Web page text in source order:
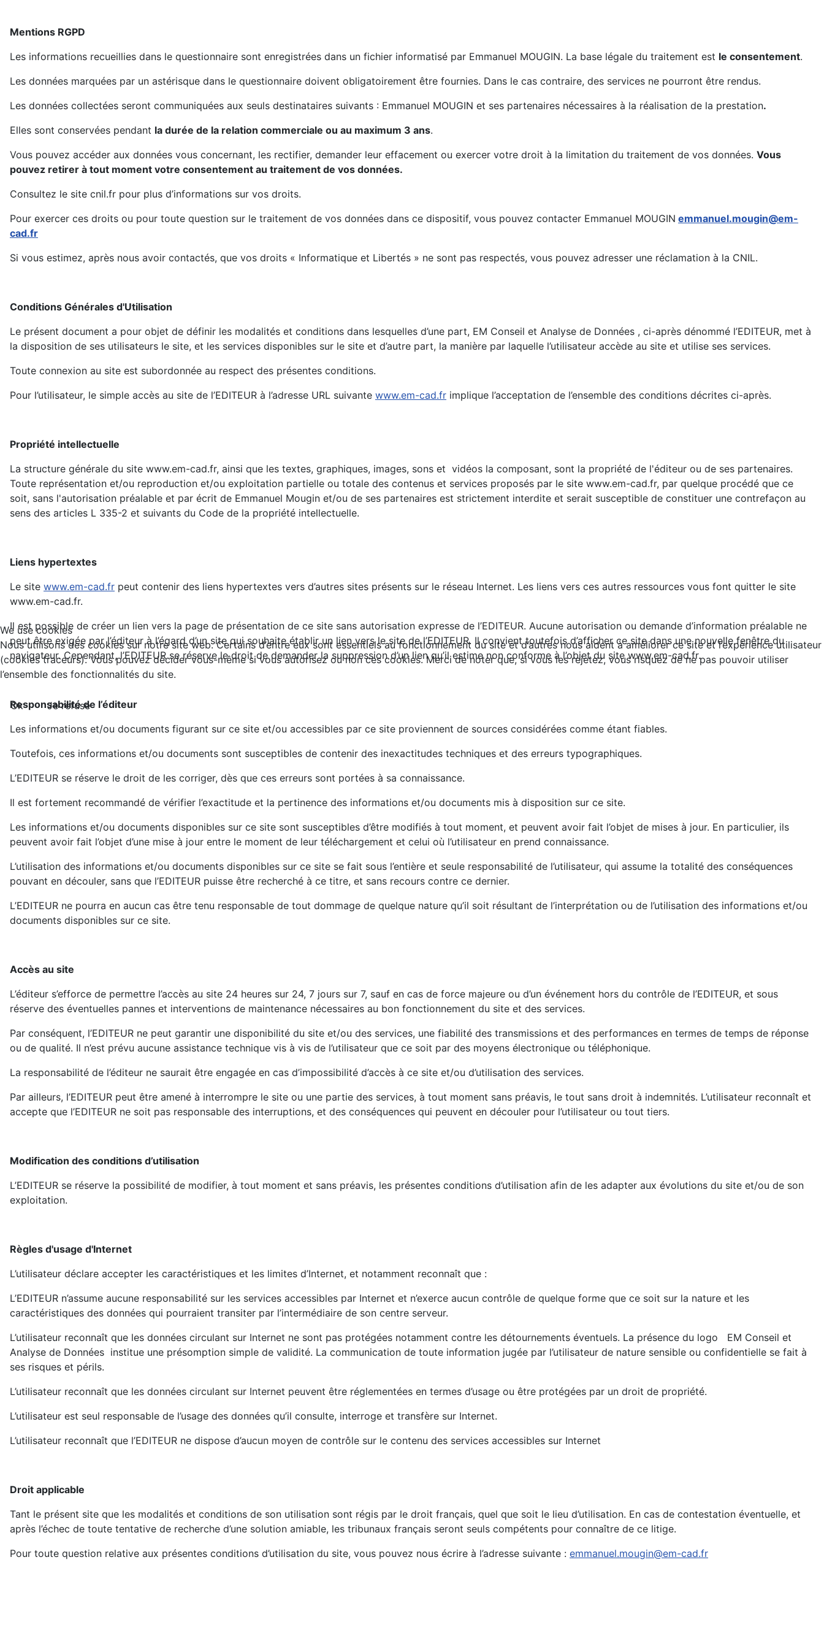
Mentions RGPD
Les informations recueillies dans le questionnaire sont enregistrées dans un fichier informatisé par Emmanuel MOUGIN. La base légale du traitement est le consentement.
Les données marquées par un astérisque dans le questionnaire doivent obligatoirement être fournies. Dans le cas contraire, des services ne pourront être rendus.
Les données collectées seront communiquées aux seuls destinataires suivants : Emmanuel MOUGIN et ses partenaires nécessaires à la réalisation de la prestation.
Elles sont conservées pendant la durée de la relation commerciale ou au maximum 3 ans.
Vous pouvez accéder aux données vous concernant, les rectifier, demander leur effacement ou exercer votre droit à la limitation du traitement de vos données. Vous
pouvez retirer à tout moment votre consentement au traitement de vos données.
Consultez le site cnil.fr pour plus d’informations sur vos droits.
Pour exercer ces droits ou pour toute question sur le traitement de vos données dans ce dispositif, vous pouvez contacter Emmanuel MOUGIN emmanuel.mougin@em-
cad.fr
Si vous estimez, après nous avoir contactés, que vos droits « Informatique et Libertés » ne sont pas respectés, vous pouvez adresser une réclamation à la CNIL.
Conditions Générales d'Utilisation
Le présent document a pour objet de définir les modalités et conditions dans lesquelles d’une part, EM Conseil et Analyse de Données , ci-après dénommé l’EDITEUR, met à
la disposition de ses utilisateurs le site, et les services disponibles sur le site et d’autre part, la manière par laquelle l’utilisateur accède au site et utilise ses services.
Toute connexion au site est subordonnée au respect des présentes conditions.
Pour l’utilisateur, le simple accès au site de l’EDITEUR à l’adresse URL suivante www.em-cad.fr implique l’acceptation de l’ensemble des conditions décrites ci-après.
Propriété intellectuelle
La structure générale du site www.em-cad.fr, ainsi que les textes, graphiques, images, sons et vidéos la composant, sont la propriété de l'éditeur ou de ses partenaires.
Toute représentation et/ou reproduction et/ou exploitation partielle ou totale des contenus et services proposés par le site www.em-cad.fr, par quelque procédé que ce
soit, sans l'autorisation préalable et par écrit de Emmanuel Mougin et/ou de ses partenaires est strictement interdite et serait susceptible de constituer une contrefaçon au
sens des articles L 335-2 et suivants du Code de la propriété intellectuelle.
Liens hypertextes
Le site www.em-cad.fr peut contenir des liens hypertextes vers d’autres sites présents sur le réseau Internet. Les liens vers ces autres ressources vous font quitter le site
www.em-cad.fr.
Il est possible de créer un lien vers la page de présentation de ce site sans autorisation expresse de l’EDITEUR. Aucune autorisation ou demande d’information préalable ne
peut être exigée par l’éditeur à l’égard d’un site qui souhaite établir un lien vers le site de l’EDITEUR. Il convient toutefois d’afficher ce site dans une nouvelle fenêtre du
navigateur. Cependant, l’EDITEUR se réserve le droit de demander la suppression d’un lien qu’il estime non conforme à l’objet du site www.em-cad.fr.
Responsabilité de l’éditeur
Les informations et/ou documents figurant sur ce site et/ou accessibles par ce site proviennent de sources considérées comme étant fiables.
Toutefois, ces informations et/ou documents sont susceptibles de contenir des inexactitudes techniques et des erreurs typographiques.
L’EDITEUR se réserve le droit de les corriger, dès que ces erreurs sont portées à sa connaissance.
Il est fortement recommandé de vérifier l’exactitude et la pertinence des informations et/ou documents mis à disposition sur ce site.
Les informations et/ou documents disponibles sur ce site sont susceptibles d’être modifiés à tout moment, et peuvent avoir fait l’objet de mises à jour. En particulier, ils
peuvent avoir fait l’objet d’une mise à jour entre le moment de leur téléchargement et celui où l’utilisateur en prend connaissance.
L’utilisation des informations et/ou documents disponibles sur ce site se fait sous l’entière et seule responsabilité de l’utilisateur, qui assume la totalité des conséquences
pouvant en découler, sans que l’EDITEUR puisse être recherché à ce titre, et sans recours contre ce dernier.
L’EDITEUR ne pourra en aucun cas être tenu responsable de tout dommage de quelque nature qu’il soit résultant de l’interprétation ou de l’utilisation des informations et/ou
documents disponibles sur ce site.
Accès au site
L’éditeur s’efforce de permettre l’accès au site 24 heures sur 24, 7 jours sur 7, sauf en cas de force majeure ou d’un événement hors du contrôle de l’EDITEUR, et sous
réserve des éventuelles pannes et interventions de maintenance nécessaires au bon fonctionnement du site et des services.
Par conséquent, l’EDITEUR ne peut garantir une disponibilité du site et/ou des services, une fiabilité des transmissions et des performances en termes de temps de réponse
ou de qualité. Il n’est prévu aucune assistance technique vis à vis de l’utilisateur que ce soit par des moyens électronique ou téléphonique.
La responsabilité de l’éditeur ne saurait être engagée en cas d’impossibilité d’accès à ce site et/ou d’utilisation des services.
Par ailleurs, l’EDITEUR peut être amené à interrompre le site ou une partie des services, à tout moment sans préavis, le tout sans droit à indemnités. L’utilisateur reconnaît et
accepte que l’EDITEUR ne soit pas responsable des interruptions, et des conséquences qui peuvent en découler pour l’utilisateur ou tout tiers.
Modification des conditions d’utilisation
L’EDITEUR se réserve la possibilité de modifier, à tout moment et sans préavis, les présentes conditions d’utilisation afin de les adapter aux évolutions du site et/ou de son
exploitation.
Règles d'usage d'Internet
L’utilisateur déclare accepter les caractéristiques et les limites d’Internet, et notamment reconnaît que :
L’EDITEUR n’assume aucune responsabilité sur les services accessibles par Internet et n’exerce aucun contrôle de quelque forme que ce soit sur la nature et les
caractéristiques des données qui pourraient transiter par l’intermédiaire de son centre serveur.
L’utilisateur reconnaît que les données circulant sur Internet ne sont pas protégées notamment contre les détournements éventuels. La présence du logo EM Conseil et
Analyse de Données institue une présomption simple de validité. La communication de toute information jugée par l’utilisateur de nature sensible ou confidentielle se fait à
ses risques et périls.
L’utilisateur reconnaît que les données circulant sur Internet peuvent être réglementées en termes d’usage ou être protégées par un droit de propriété.
L’utilisateur est seul responsable de l’usage des données qu’il consulte, interroge et transfère sur Internet.
L’utilisateur reconnaît que l’EDITEUR ne dispose d’aucun moyen de contrôle sur le contenu des services accessibles sur Internet
Droit applicable
Tant le présent site que les modalités et conditions de son utilisation sont régis par le droit français, quel que soit le lieu d’utilisation. En cas de contestation éventuelle, et
après l’échec de toute tentative de recherche d’une solution amiable, les tribunaux français seront seuls compétents pour connaître de ce litige.
Pour toute question relative aux présentes conditions d’utilisation du site, vous pouvez nous écrire à l’adresse suivante : emmanuel.mougin@em-cad.fr
We use cookies
Nous utilisons des cookies sur notre site web. Certains d’entre eux sont essentiels au fonctionnement du site et d’autres nous aident à améliorer ce site et l’expérience utilisateur
(cookies traceurs). Vous pouvez décider vous-même si vous autorisez ou non ces cookies. Merci de noter que, si vous les rejetez, vous risquez de ne pas pouvoir utiliser
l’ensemble des fonctionnalités du site.
Ok Je refuse